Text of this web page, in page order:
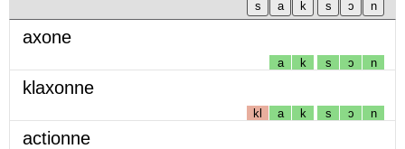
axone
a k s ɔ n
klaxonne
kl a k s ɔ n
actionne